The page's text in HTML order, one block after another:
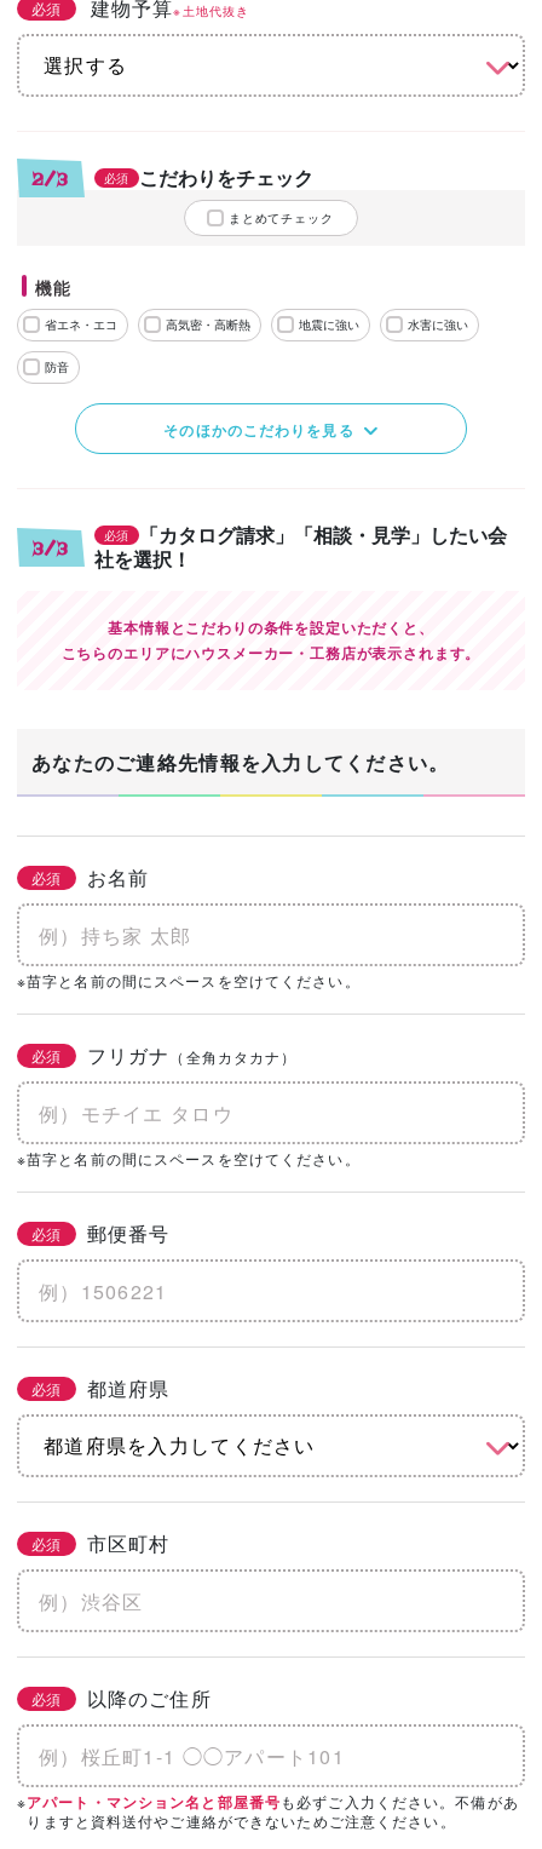
必須 建物予算※土地代抜き
2/3 必須 こだわりをチェック
まとめてチェック
機能
省エネ・エコ 高気密・高断熱 地震に強い 水害に強い
防音
そのほかのこだわりを見る
3/3
必須
「カタログ請求」「相談・見学」したい会
社を選択！
基本情報とこだわりの条件を設定いただくと、
こちらのエリアにハウスメーカー・工務店が表示されます。
あなたのご連絡先情報を入力してください。
必須 お名前
※苗字と名前の間にスペースを空けてください。
必須 フリガナ （全角カタカナ）
※苗字と名前の間にスペースを空けてください。
必須 郵便番号
必須 都道府県
必須 市区町村
必須 以降のご住所
※アパート・マンション名と部屋番号も必ずご入力ください。不備があ
りますと資料送付やご連絡ができないためご注意ください。